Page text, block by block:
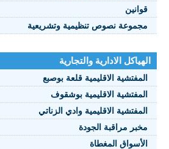
قوانين
مجموعة نصوص تنظيمية وتشريعية
الهياكل الادارية والتجارية
المفتشية الاقليمية قلعة بوصبع
المفتشية الاقليمية بوشقوف
المفتشية الاقليمية وادي الزناتي
مخبر مراقبة الجودة
الأسواق المغطاة